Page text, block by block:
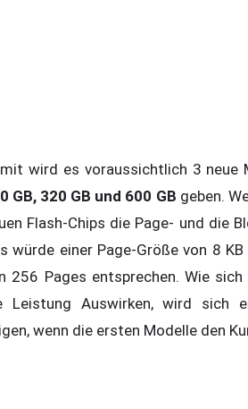
wird es voraussichtlich 3 neue
GB, 320 GB und 600 GB geben.
Flash-Chips die Page- und die
würde einer Page-Größe von 8
256 Pages entsprechen. Wie
Leistung Auswirken, wird sich
wenn die ersten Modelle den